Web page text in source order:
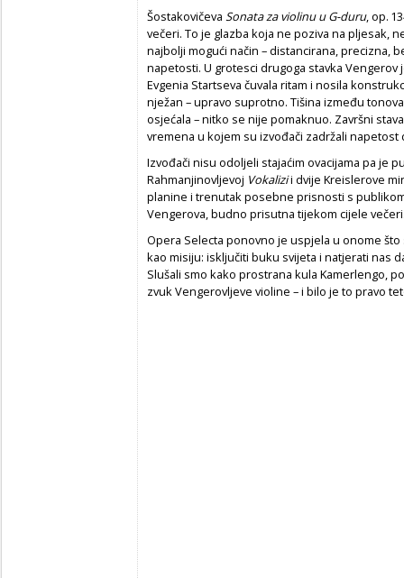
Šostakovičeva Sonata za violinu u G-duru, op.
večeri. To je glazba koja ne poziva na pljesak,
najbolji mogući način – distancirana, precizna,
napetosti. U grotesci drugoga stavka
Evgenia Startseva čuvala ritam i nosila
nježan – upravo suprotno. Tišina između
osjećala – nitko se nije pomaknuo. Završni
vremena u kojem su izvođači zadržali napetost
Izvođači nisu odoljeli stajaćim ovacijama pa je
Rahmanjinovljevoj Vokalizii dvije Kreislerove
planine i trenutak posebne prisnosti s
Vengerova, budno prisutna tijekom cijele
Opera Selecta ponovno je uspjela u onome
kao misiju: isključiti buku svijeta i natjerati nas
Slušali smo kako prostrana kula Kamerlengo,
zvuk Vengerovljeve violine – i bilo je to pravo